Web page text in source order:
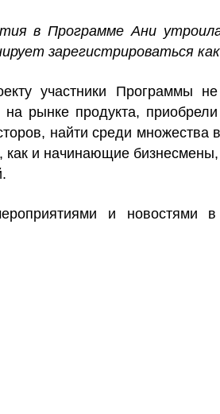
в Программе Ани
зарегистрироваться
участники Программы
на рынке продукта,
найти среди множества
как и начинающие
и новостями